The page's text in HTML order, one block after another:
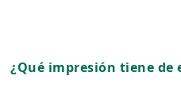
¿Qué impresión tiene de